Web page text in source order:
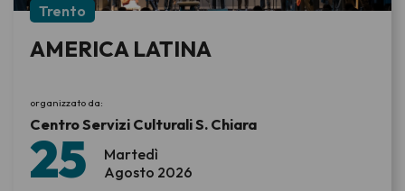
Martedì
25 Agosto 2026
Trento
AMERICA LATINA
organizzato da:
Centro Servizi Culturali S. Chiara